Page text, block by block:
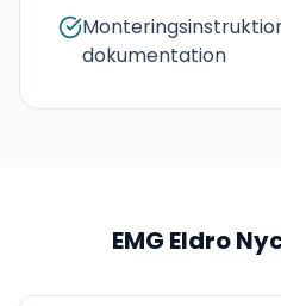
dokumentation
EMG Eldro